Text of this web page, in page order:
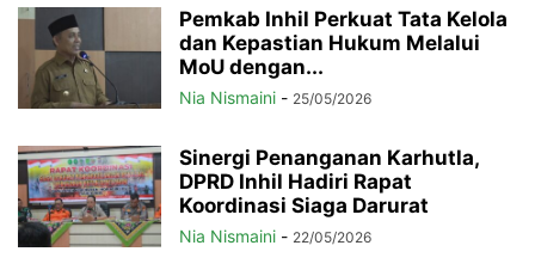
Pemkab Inhil Perkuat Tata Kelola
dan Kepastian Hukum Melalui
MoU dengan...
Nia Nismaini - 25/05/2026
Sinergi Penanganan Karhutla,
DPRD Inhil Hadiri Rapat
Koordinasi Siaga Darurat
Nia Nismaini - 22/05/2026